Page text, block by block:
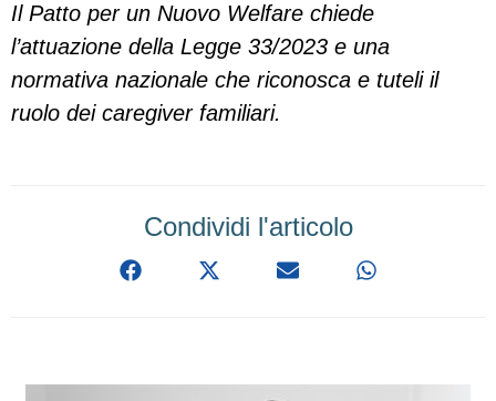
Il Patto per un Nuovo Welfare chiede
l’attuazione della Legge 33/2023 e una
normativa nazionale che riconosca e tuteli il
ruolo dei caregiver familiari.
Condividi l'articolo